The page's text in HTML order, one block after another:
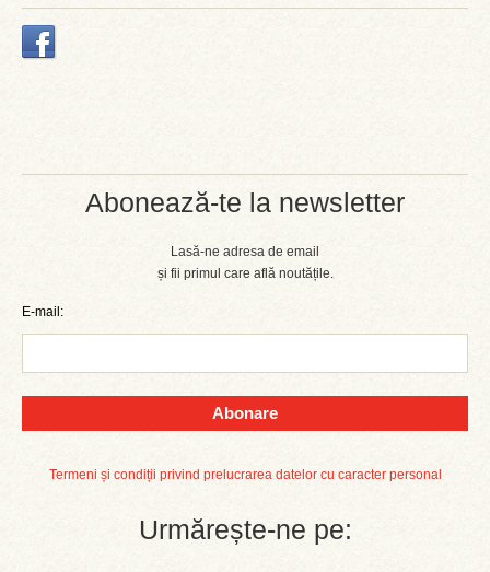
Abonează-te la newsletter
Lasă-ne adresa de email
și fii primul care află noutățile.
E-mail:
Abonare
Termeni și condiții privind prelucrarea datelor cu caracter personal
Urmărește-ne pe: